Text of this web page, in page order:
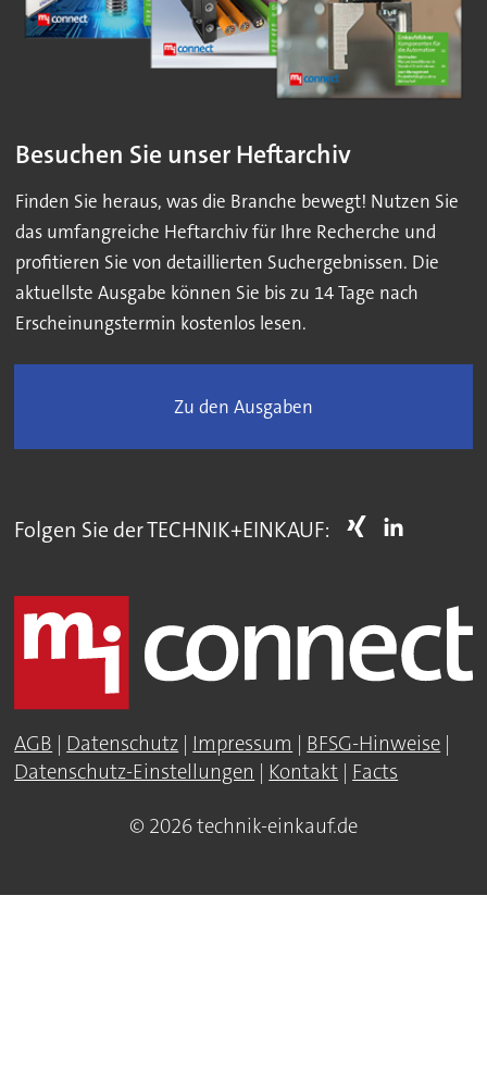
Besuchen Sie unser Heftarchiv
Finden Sie heraus, was die Branche bewegt! Nutzen Sie
das umfangreiche Heftarchiv für Ihre Recherche und
profitieren Sie von detaillierten Suchergebnissen. Die
aktuellste Ausgabe können Sie bis zu 14 Tage nach
Erscheinungstermin kostenlos lesen.
Zu den Ausgaben
Folgen Sie der TECHNIK+EINKAUF:
AGB | Datenschutz | Impressum | BFSG-Hinweise |
Datenschutz-Einstellungen | Kontakt | Facts
© 2026 technik-einkauf.de